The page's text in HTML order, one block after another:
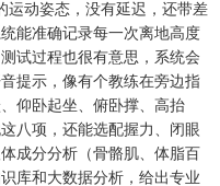
运动姿态，没有延迟，还带差
能准确记录每一次离地高度
试过程也很有意思，系统会
提示，像有个教练在旁边指
仰卧起坐、俯卧撑、高抬
八项，还能选配握力、闭眼
成分分析（骨骼肌、体脂百
库和大数据分析，给出专业